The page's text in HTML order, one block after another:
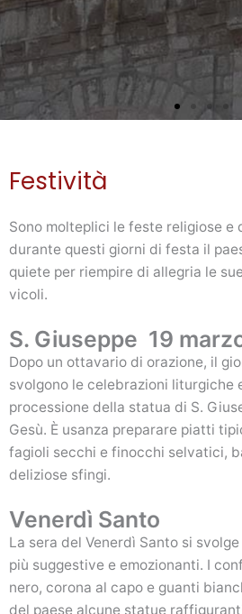
Festività
Sono molteplici le feste religiose e
durante questi giorni di festa il
quiete per riempire di allegria le
vicoli.
S. Giuseppe 19
Dopo un ottavario di orazione, il
svolgono le celebrazioni liturgiche
processione della statua di S.
Gesù. È usanza preparare piatti
fagioli secchi e finocchi selvatici,
deliziose sfingi.
Venerdì Santo
La sera del Venerdì Santo si
più suggestive e emozionanti. I
nero, corona al capo e guanti
del paese alcune statue